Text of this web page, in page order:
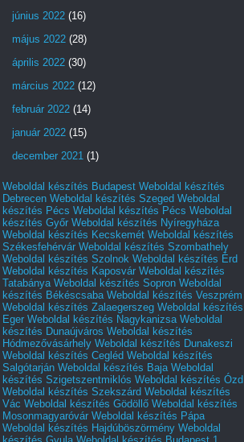
június 2022 (16)
május 2022 (28)
április 2022 (30)
március 2022 (12)
február 2022 (14)
január 2022 (15)
december 2021 (1)
Weboldal készítés Budapest Weboldal készítés
Debrecen Weboldal készítés Szeged Weboldal
készítés Pécs Weboldal készítés Pécs Weboldal
készítés Győr Weboldal készítés Nyíregyháza
Weboldal készítés Kecskemét Weboldal készítés
Székesfehérvár Weboldal készítés Szombathely
Weboldal készítés Szolnok Weboldal készítés Érd
Weboldal készítés Kaposvár Weboldal készítés
Tatabánya Weboldal készítés Sopron Weboldal
készítés Békéscsaba Weboldal készítés Veszprém
Weboldal készítés Zalaegerszeg Weboldal készítés
Eger Weboldal készítés Nagykanizsa Weboldal
készítés Dunaújváros Weboldal készítés
Hódmezővásárhely Weboldal készítés Dunakeszi
Weboldal készítés Cegléd Weboldal készítés
Salgótarján Weboldal készítés Baja Weboldal
készítés Szigetszentmiklós Weboldal készítés Ózd
Weboldal készítés Szekszárd Weboldal készítés
Vác Weboldal készítés Gödöllő Weboldal készítés
Mosonmagyaróvár Weboldal készítés Pápa
Weboldal készítés Hajdúböszörmény Weboldal
készítés Gyula Weboldal készítés Budapest 1.